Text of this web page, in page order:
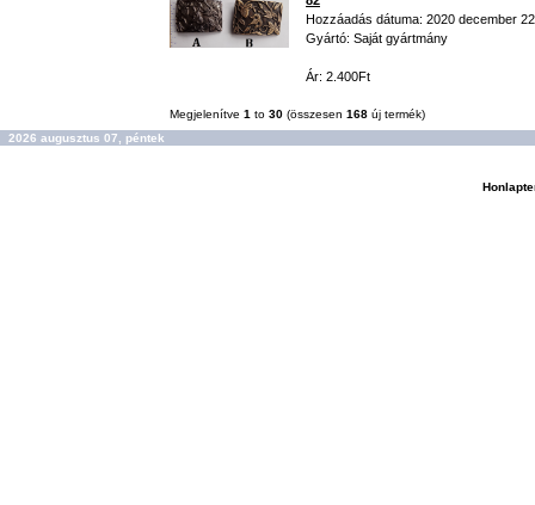
Hozzáadás dátuma: 2020 december
Gyártó: Saját gyártmány
Ár: 2.400Ft
Megjelenítve 1 to 30 (összesen 168 új termék)
2026 augusztus 07, péntek